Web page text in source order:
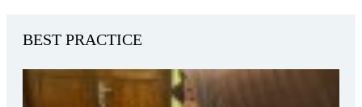
BEST PRACTICE